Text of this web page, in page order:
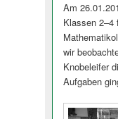
Am
Klassen 2–4
wir
Knobeleifer
Aufgaben